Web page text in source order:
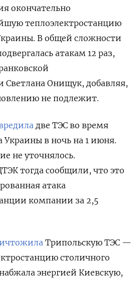
окончательно
теплоэлектростанцию
В общей сложности
атакам 12 раз,
Светлана Онищук, добавляя,
не подлежит.
две ТЭС во время
Украины в ночь на 1 июня.
не уточнялось.
тогда сообщили, что это
атака
компании за 2,5
Трипольскую ТЭС —
столичного
энергией Киевскую,